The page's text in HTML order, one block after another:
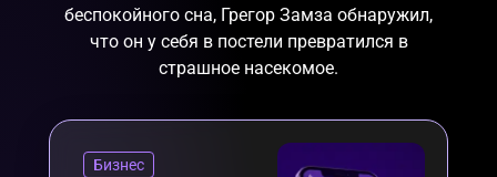
беспокойного сна, Грегор Замза обнаружил,
что он у себя в постели превратился в
страшное насекомое.
Бизнес